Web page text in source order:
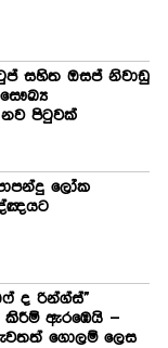
සහිත ඔසප් නිවාඩු
පිටුවක්
ලෝක
ද රින්ග්ස්”
කිරීම් ඇරඹෙයි –
ගොලම් ලෙස